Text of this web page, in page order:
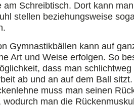
am Schreibtisch. Dort kann
stellen beziehungsweise
Gymnastikbällen kann auf
Art und Weise erfolgen. So
dass man schlichtweg
ab und an auf dem Ball
muss man seinen
wodurch man die